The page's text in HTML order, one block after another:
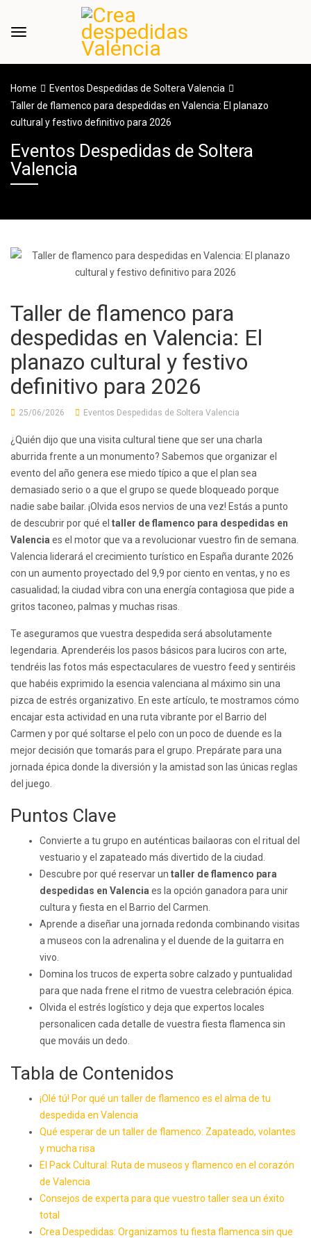
Home
Eventos Despedidas de Soltera Valencia
Taller de flamenco para despedidas en Valencia: El planazo
cultural y festivo definitivo para 2026
Eventos Despedidas de Soltera
Valencia
Taller de flamenco para
despedidas en Valencia: El
planazo cultural y festivo
definitivo para 2026
25/06/2026 Eventos Despedidas de Soltera Valencia
¿Quién dijo que una visita cultural tiene que ser una charla
aburrida frente a un monumento? Sabemos que organizar el
evento del año genera ese miedo típico a que el plan sea
demasiado serio o a que el grupo se quede bloqueado porque
nadie sabe bailar. ¡Olvida esos nervios de una vez! Estás a punto
de descubrir por qué el taller de flamenco para despedidas en
Valencia es el motor que va a revolucionar vuestro fin de semana.
Valencia liderará el crecimiento turístico en España durante 2026
con un aumento proyectado del 9,9 por ciento en ventas, y no es
casualidad; la ciudad vibra con una energía contagiosa que pide a
gritos taconeo, palmas y muchas risas.
Te aseguramos que vuestra despedida será absolutamente
legendaria. Aprenderéis los pasos básicos para luciros con arte,
tendréis las fotos más espectaculares de vuestro feed y sentiréis
que habéis exprimido la esencia valenciana al máximo sin una
pizca de estrés organizativo. En este artículo, te mostramos cómo
encajar esta actividad en una ruta vibrante por el Barrio del
Carmen y por qué soltarse el pelo con un poco de duende es la
mejor decisión que tomarás para el grupo. Prepárate para una
jornada épica donde la diversión y la amistad son las únicas reglas
del juego.
Puntos Clave
Convierte a tu grupo en auténticas bailaoras con el ritual del
vestuario y el zapateado más divertido de la ciudad.
Descubre por qué reservar un taller de flamenco para
despedidas en Valencia es la opción ganadora para unir
cultura y fiesta en el Barrio del Carmen.
Aprende a diseñar una jornada redonda combinando visitas
a museos con la adrenalina y el duende de la guitarra en
vivo.
Domina los trucos de experta sobre calzado y puntualidad
para que nada frene el ritmo de vuestra celebración épica.
Olvida el estrés logístico y deja que expertos locales
personalicen cada detalle de vuestra fiesta flamenca sin
que mováis un dedo.
Tabla de Contenidos
¡Olé tú! Por qué un taller de flamenco es el alma de tu
despedida en Valencia
Qué esperar de un taller de flamenco: Zapateado, volantes
y mucha risa
El Pack Cultural: Ruta de museos y flamenco en el corazón
de Valencia
Consejos de experta para que vuestro taller sea un éxito
total
Crea Despedidas: Organizamos tu fiesta flamenca sin que